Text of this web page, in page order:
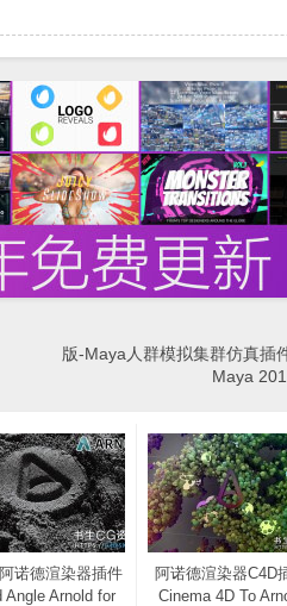
版-Maya人群模拟集群仿真插
Maya
诺德渲染器插件
Angle Arnold for
阿诺德渲染器C4D
Cinema 4D To